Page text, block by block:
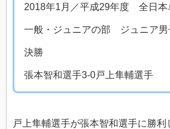
2018年1月／平成29年度 全日
一般・ジュニアの部 ジュニア
決勝
張本智和選手3‐0戸上隼輔選手
戸上隼輔選手が張本智和選手に勝